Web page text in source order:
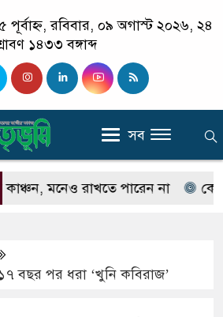
পূর্বাহ্ন, রবিবার, ০৯ অগাস্ট ২০২৬, ২৪
১৪৩৩ বঙ্গাব্দ
সব
রাখতে পারেন না কেউ যদি
বছর পর ধরা ‘খুনি কবিরাজ’